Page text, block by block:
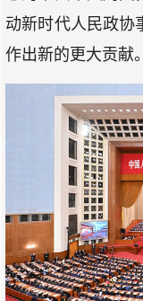
动新时代人民政协
作出新的更大贡献。